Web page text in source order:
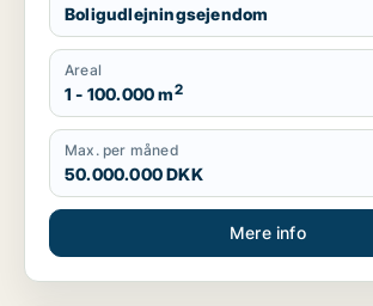
Boligudlejningsejendom
Areal
1 - 100.000 m2
Max. per måned
50.000.000 DKK
Mere info